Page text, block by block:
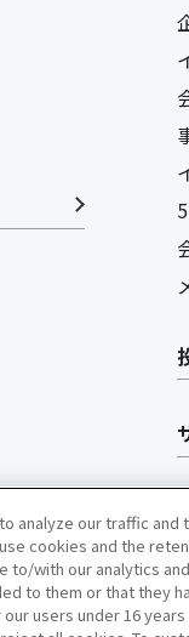
analyze our traffic and
cookies and the
with our analytics
to them or that they
users under 16 years